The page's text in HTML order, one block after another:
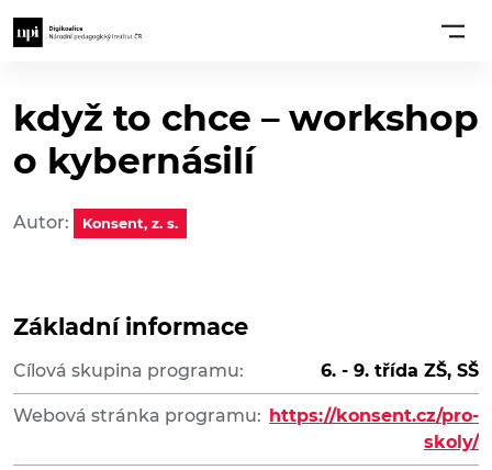
když to chce – workshop
o kybernásilí
Autor: Konsent, z. s.
Základní informace
Cílová skupina programu: 6. - 9. třída ZŠ, SŠ
Webová stránka programu: https://konsent.cz/pro-
skoly/